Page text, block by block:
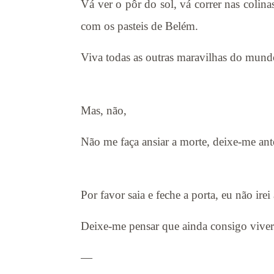
Vá ver o pôr do sol, vá correr nas
com os pasteis de Belém.
Viva todas as outras maravilhas do
Mas, não,
Não me faça ansiar a morte, deixe-me
Por favor saia e feche a porta, eu não
Deixe-me pensar que ainda consigo
—